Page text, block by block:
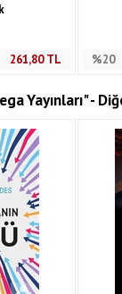
261,80TL %20
Yayınları" -